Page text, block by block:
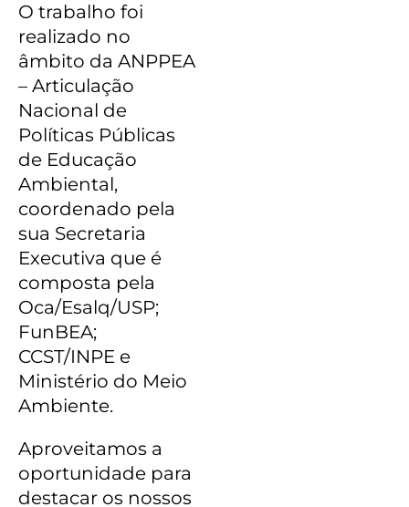
O trabalho foi
realizado no
âmbito da ANPPEA
– Articulação
Nacional de
Políticas Públicas
de Educação
Ambiental,
coordenado pela
sua Secretaria
Executiva que é
composta pela
Oca/Esalq/USP;
FunBEA;
CCST/INPE e
Ministério do Meio
Ambiente.
Aproveitamos a
oportunidade para
destacar os nossos